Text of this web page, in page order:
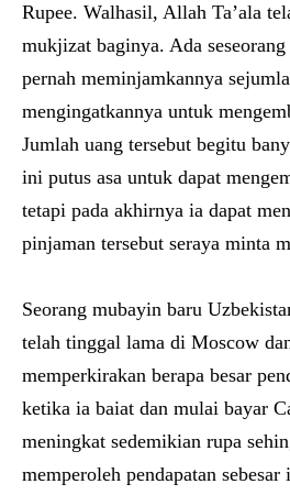
Rupee. Walhasil, Allah Ta’ala
mukjizat baginya. Ada
pernah meminjamkannya
mengingatkannya untuk
Jumlah uang tersebut begitu
ini putus asa untuk dapat
tetapi pada akhirnya ia dapat
pinjaman tersebut seraya minta
Seorang mubayin baru
telah tinggal lama di Moscow
memperkirakan berapa besar
ketika ia baiat dan mulai bayar
meningkat sedemikian rupa
memperoleh pendapatan